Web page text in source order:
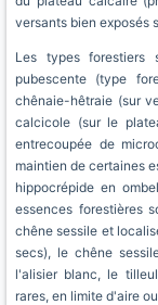
versants bien exposés
Les types forestiers
pubescente (type
chênaie-hêtraie (sur
calcicole (sur le
entrecoupée de
maintien de certaines
hippocrépide en
essences forestières
chêne sessile et
secs), le chêne
l'alisier blanc, le
rares, en limite d'aire